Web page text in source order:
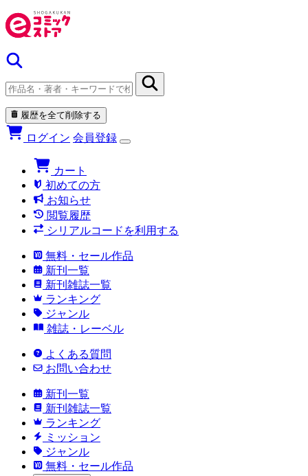
履歴を全て削除する
ログイン 会員登録
カート
初めての方
お知らせ
閲覧履歴
シリアルコードを利用する
無料・セール作品
新刊一覧
新刊雑誌一覧
ランキング
ジャンル
雑誌・レーベル
よくある質問
お問い合わせ
新刊一覧
新刊雑誌一覧
ランキング
ミッション
ジャンル
無料・セール作品